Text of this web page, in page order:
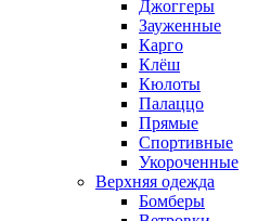
Джоггеры
Зауженные
Карго
Клёш
Кюлоты
Палаццо
Прямые
Спортивные
Укороченные
Верхняя одежда
Бомберы